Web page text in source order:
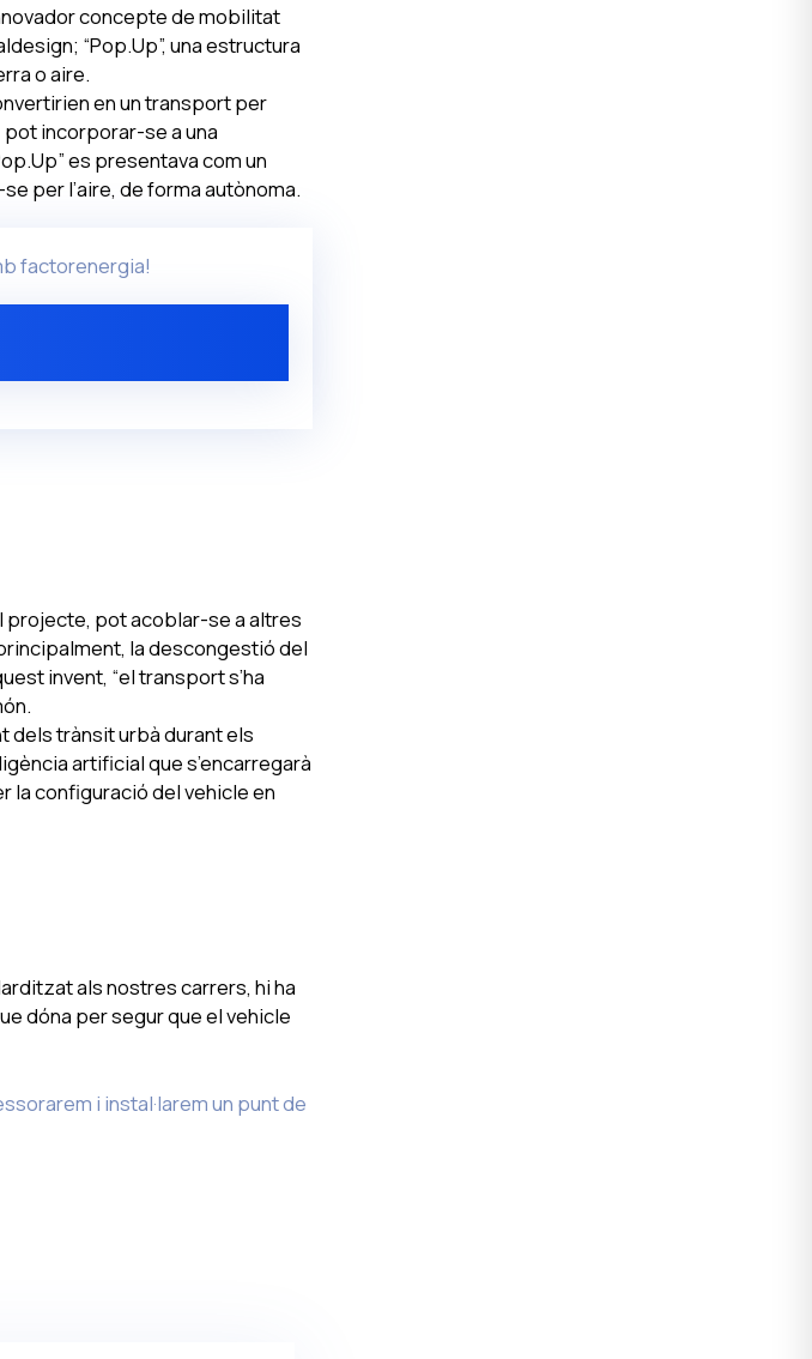
concepte de mobilitat
“Pop.Up”, una estructura
o aire.
en un transport per
incorporar-se a una
es presentava com un
per l’aire, de forma autònoma.
factorenergia!
projecte, pot acoblar-se a altres
la descongestió del
invent, “el transport s’ha
dels trànsit urbà durant els
artificial que s’encarregarà
la configuració del vehicle en
als nostres carrers, hi ha
dóna per segur que el vehicle
i instal·larem un punt de